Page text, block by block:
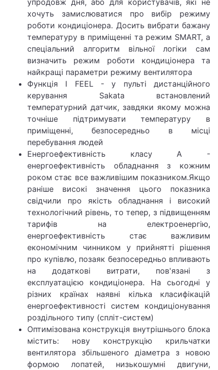
хочуть замислюватися про вибір режиму
роботи кондиціонера. Досить вибрати бажану
температуру в приміщенні та режим SMART, а
спеціальний алгоритм вільної логіки сам
визначить режим роботи кондиціонера та
найкращі параметри режиму вентилятора
Функція I FEEL - у пульті дистанційного
керування Sakata встановлений
температурний датчик, завдяки якому можна
точніше підтримувати температуру в
приміщенні, безпосередньо в місці
перебування людей
Енергоефективність класу А -
енергоефективність обладнання з кожним
роком стає все важливішим показником.Якщо
раніше високі значення цього показника
свідчили про якість обладнання і високий
технологічний рівень, то тепер, з підвищенням
тарифів на електроенергію,
енергоефективність стає важливим
економічним чинником у прийнятті рішення
про купівлю, позаяк безпосередньо впливають
на додаткові витрати, пов'язані з
експлуатацією кондиціонера. На сьогодні у
різних країнах наявні кілька класифікацій
енергоефективності систем кондиціонування
роздільного типу (спліт-систем)
Оптимізована конструкція внутрішнього блока
містить: нову конструкцію крильчатки
вентилятора збільшеного діаметра з новою
формою лопатей, низькошумні двигуни,